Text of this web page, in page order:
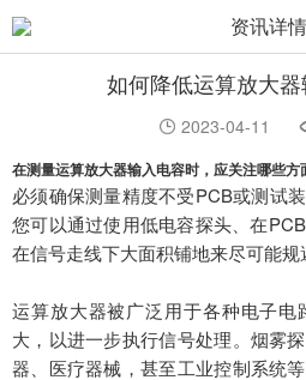
资讯详情
如何降低运算放大
2023-04-11
在测量运算放大器输入电容时，应关注哪些方
必须确保测量精度不受PCB或测试
您可以通过使用低电容探头、在
在信号走线下大面积铺地来尽可能规
运算放大器被广泛用于各种电子
大，以进一步执行信号处理。烟雾
器、医疗器械，甚至工业控制系统